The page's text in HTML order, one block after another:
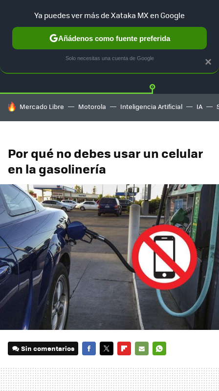
TESLA UBER AUTO ELECTRICO Twitter
HOY SE HABLA DE
Mercado Libre Motorola Inteligencia Artificial IA
Por qué no debes usar un celular
en la gasolinería
Sin comentarios
MAIL
×
Ya puedes ver más de Xataka MX en Google
Añádenos como fuente preferida
Solo necesitas una cuenta de Google